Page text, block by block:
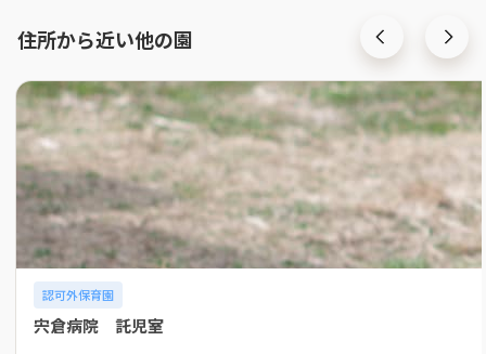
住所から近い他の園
認可外保育園
宍倉病院 託児室